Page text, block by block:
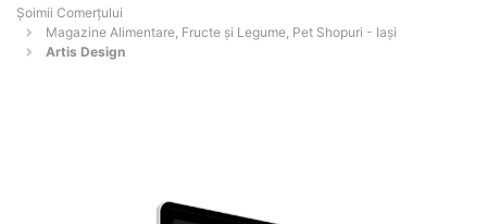
Șoimii Comerțului
Magazine Alimentare, Fructe și Legume, Pet Shopuri - Iaşi
Artis Design